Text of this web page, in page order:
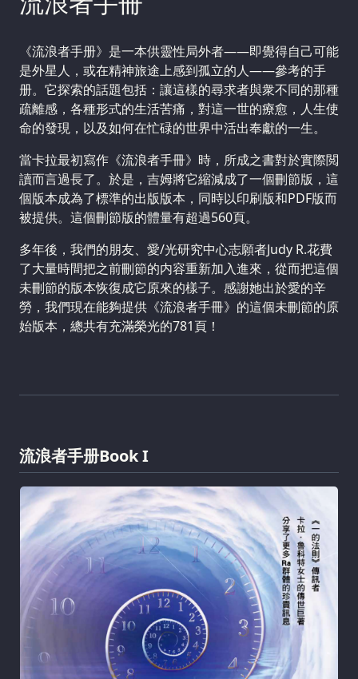
《流浪者手册》是一本供靈性局外者——即覺得自己可能
是外星人，或在精神旅途上感到孤立的人——參考的手
册。它探索的話題包括：讓這樣的尋求者與衆不同的那種
疏離感，各種形式的生活苦痛，對這一世的療愈，人生使
命的發現，以及如何在忙碌的世界中活出奉獻的一生。
當卡拉最初寫作《流浪者手冊》時，所成之書對於實際閲
讀而言過長了。於是，吉姆將它縮減成了一個刪節版，這
個版本成為了標準的出版版本，同時以印刷版和PDF版而
被提供。這個刪節版的體量有超過560頁。
多年後，我們的朋友、愛/光研究中心志願者Judy R.花費
了大量時間把之前刪節的内容重新加入進來，從而把這個
未刪節的版本恢復成它原來的樣子。感謝她出於愛的辛
勞，我們現在能夠提供《流浪者手冊》的這個未刪節的原
始版本，總共有充滿榮光的781頁！
流浪者手册Book I